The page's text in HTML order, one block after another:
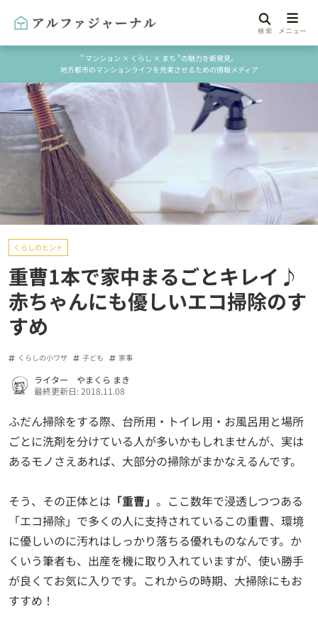
" マンション × くらし × まち "の魅力を新発見。
地方都市のマンションライフを充実させるための情報メディア
くらしのヒント
重曹1本で家中まるごとキレイ♪
赤ちゃんにも優しいエコ掃除のす
すめ
くらしの小ワザ 子ども 家事
ライター やまくら まき
最終更新日: 2018.11.08
ふだん掃除をする際、台所用・トイレ用・お風呂用と場所
ごとに洗剤を分けている人が多いかもしれませんが、実は
あるモノさえあれば、大部分の掃除がまかなえるんです。
そう、その正体とは 「重曹」 。ここ数年で浸透しつつある
「エコ掃除」で多くの人に支持されているこの重曹、環境
に優しいのに汚れはしっかり落ちる優れものなんです。か
くいう筆者も、出産を機に取り入れていますが、使い勝手
が良くてお気に入りです。これからの時期、大掃除にもお
すすめ！